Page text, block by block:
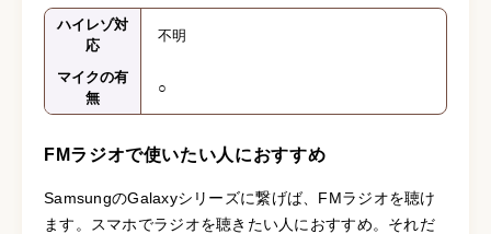
ハイレゾ対
応
不明
マイクの有
無
○
FMラジオで使いたい人におすすめ
SamsungのGalaxyシリーズに繋げば、FMラジオを聴け
ます。スマホでラジオを聴きたい人におすすめ。それだ